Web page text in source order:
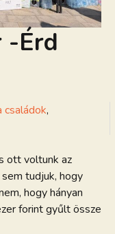
-Érd
családok,
ott voltunk az
tudjuk, hogy
hogy hányan
forint gyűlt össze